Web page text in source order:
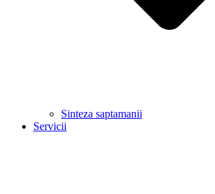
Sinteza saptamanii
Servicii